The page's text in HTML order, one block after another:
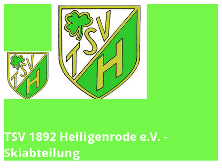
TSV 1892 Heiligenrode e.V. -
Skiabteilung